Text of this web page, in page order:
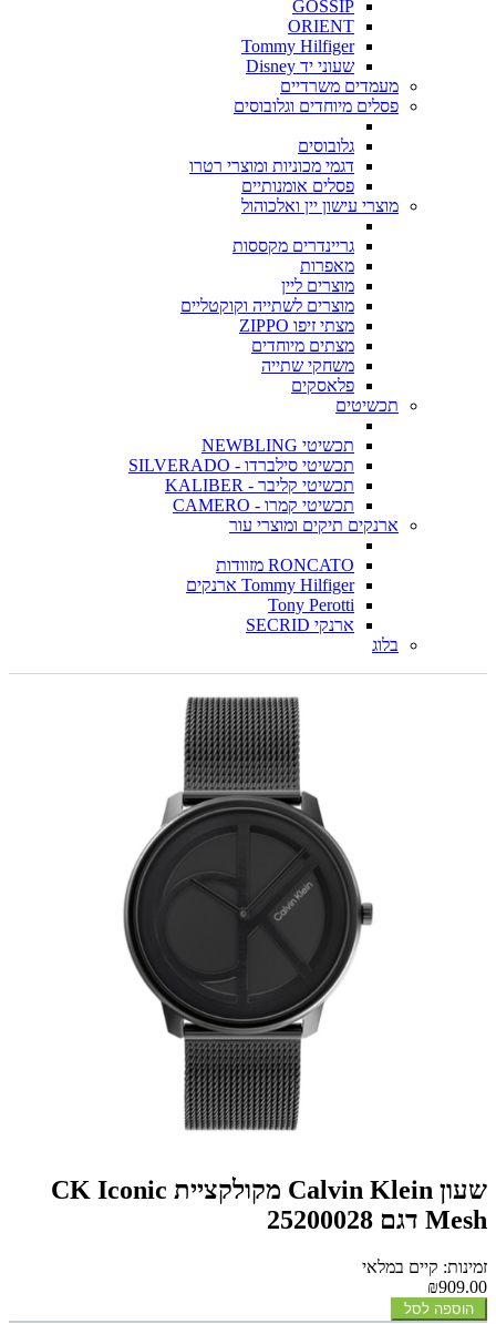
GOSSIP
ORIENT
Tommy Hilfiger
שעוני יד Disney
מעמדים משרדיים
פסלים מיוחדים וגלובוסים
גלובוסים
דגמי מכוניות ומוצרי רטרו
פסלים אומנותיים
מוצרי עישון יין ואלכוהול
גריינדרים מקססות
מאפרות
מוצרים ליין
מוצרים לשתייה וקוקטליים
מצתי זיפו ZIPPO
מצתים מיוחדים
משחקי שתייה
פלאסקים
תכשיטים
תכשיטי NEWBLING
תכשיטי סילברדו - SILVERADO
תכשיטי קליבר - KALIBER
תכשיטי קמרו - CAMERO
ארנקים תיקים ומוצרי עור
RONCATO מזוודות
Tommy Hilfiger ארנקים
Tony Perotti
ארנקי SECRID
בלוג
שעון Calvin Klein מקולקציית CK Iconic
Mesh דגם 25200028
זמינות: קיים במלאי
₪909.00
הוספה לסל